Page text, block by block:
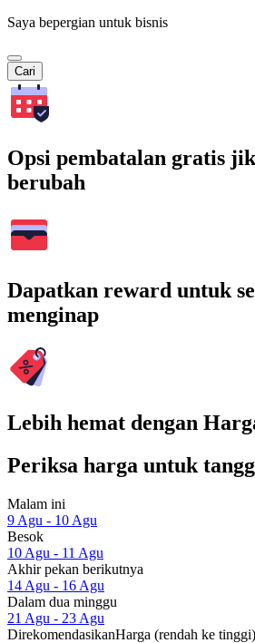
Saya bepergian untuk bisnis
Cari
Opsi pembatalan gratis
berubah
Dapatkan reward untuk
menginap
Lebih hemat dengan
Periksa harga untuk
Malam ini
9 Agu - 10 Agu
Besok
10 Agu - 11 Agu
Akhir pekan berikutnya
14 Agu - 16 Agu
Dalam dua minggu
21 Agu - 23 Agu
DirekomendasikanHarga (rendah ke tinggi)